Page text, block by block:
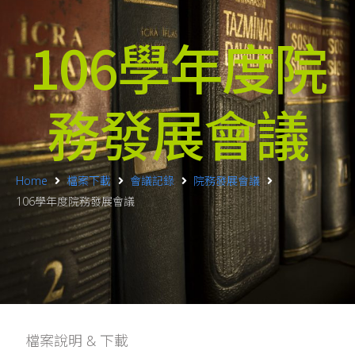
106學年度院
務發展會議
Home 檔案下載 會議記錄
院務發展會議
106學年度院務發展會議
檔案說明 & 下載